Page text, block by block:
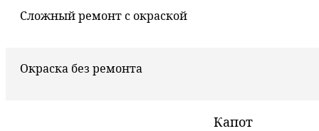
Сложный ремонт с окраской
Окраска без ремонта
Капот